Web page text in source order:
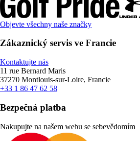
Objevte všechny naše značky
Zákaznický servis ve Francie
Kontaktujte nás
11 rue Bernard Maris
37270 Montlouis-sur-Loire, Francie
+33 1 86 47 62 58
Bezpečná platba
Nakupujte na našem webu se sebevědomím